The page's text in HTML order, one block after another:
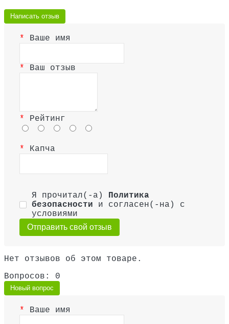
Написать отзыв
Ваше имя
Ваш отзыв
Рейтинг
Капча
Я прочитал(-а) Политика
безопасности и согласен(-на) с
условиями
Отправить свой отзыв
Нет отзывов об этом товаре.
Вопросов: 0
Новый вопрос
Ваше имя